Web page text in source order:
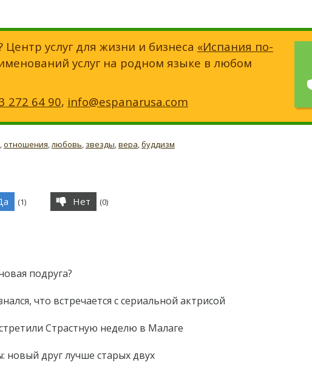
услуг для жизни и бизнеса «Испания по-
услуг на родном языке в любом
272 64 90, info@espanarusa.com
,отношения,любовь, звезды,вера,буддизм
(1) Нет (0)
подруга?
что встречается с сериальной актрисой
Страстную неделю в Малаге
друг лучше старых двух